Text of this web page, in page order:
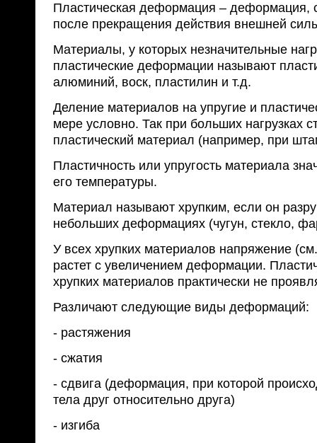
Пластическая деформация – деформация,
после прекращения действия внешней
Материалы, у которых незначительные
пластические деформации называют
алюминий, воск, пластилин и т.д.
Деление материалов на упругие и
мере условно. Так при больших нагрузках
пластический материал (например, при
Пластичность или упругость материала
его температуры.
Материал называют хрупким, если он
небольших деформациях (чугун, стекло,
У всех хрупких материалов напряжение
растет с увеличением деформации.
хрупких материалов практически не
Различают следующие виды деформаций:
- растяжения
- сжатия
- сдвига (деформация, при которой
тела друг относительно друга)
- изгиба